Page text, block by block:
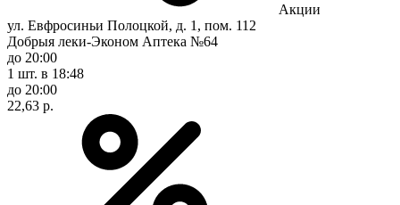
Акции
ул. Евфросиньи Полоцкой, д. 1, пом. 112
Добрыя леки-Эконом Аптека №64
до 20:00
1 шт. в 18:48
до 20:00
22,63 р.